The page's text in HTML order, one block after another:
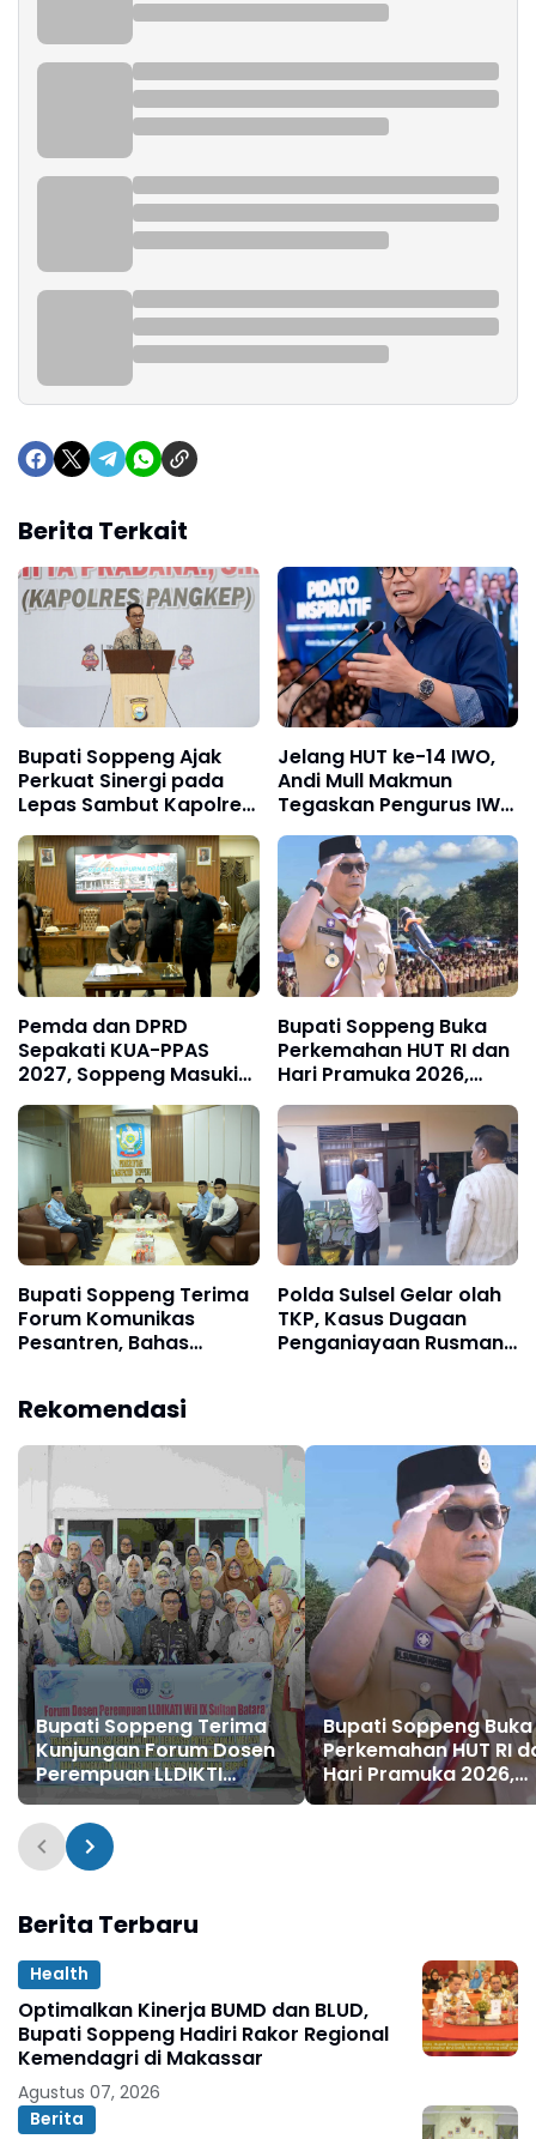
Berita Terkait
Bupati Soppeng Ajak
Perkuat Sinergi pada
Lepas Sambut Kapolres,
Hari Budiyanto Siap
Layani Warga 24 Jam
Jelang HUT ke-14 IWO,
Andi Mull Makmun
Tegaskan Pengurus IWO
Soppeng Tetap Solid
dan Satu Komando
Pemda dan DPRD
Sepakati KUA-PPAS
2027, Soppeng Masuki
Rancangan APBD
Bupati Soppeng Buka
Perkemahan HUT RI dan
Hari Pramuka 2026,
Jambore Nasional XII
Bupati Soppeng Terima
Forum Komunikas
Pesantren, Bahas
Polda Sulsel Gelar olah
TKP, Kasus Dugaan
Penganiayaan Rusman
Rekomendasi
Bupati Soppeng Terima
Kunjungan Forum Dosen
Perempuan LLDIKTI
Wilayah IX Sultanbatara
Bupati Soppeng Buka
Perkemahan HUT RI
Hari Pramuka 2026,
Lepas Kontingen
Berita Terbaru
Health
Optimalkan Kinerja BUMD dan BLUD,
Bupati Soppeng Hadiri Rakor Regional
Kemendagri di Makassar
Agustus 07, 2026
Berita